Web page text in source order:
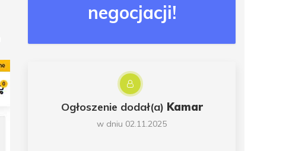
negocjacji!
Ogłoszenie dodał(a) Kamar
w dniu 02.11.2025